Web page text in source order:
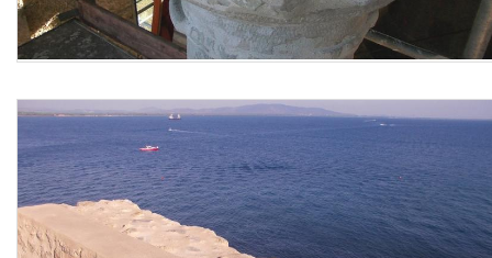
degli stessi a piè d’opera, l’allontanamento di residui di
polvere con getti d’aria, la rimozione di parti inconsistenti
ed incoerenti, la bagnatura del supporto prima
nello spessore massimo di 15 mm mantenendo la
pendenza del supporto atto a garantire il corretto deflusso
delle acque meteoriche, la protezione di tutti gli elementi
adiacenti all’area oggetto dell’intervento compresa la
relativa rimozione al termine delle lavorazioni, i ponteggi
esterni fino ad un’altezza di 3,5 m, i campioni richiesti dalla